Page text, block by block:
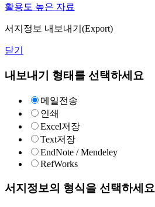
활용도 높은 자료
서지정보 내보내기(Export)
닫기
내보내기 형태를 선택하세요
메일전송
인쇄
Excel저장
Text저장
EndNote / Mendeley
RefWorks
서지정보의 형식을 선택하세요